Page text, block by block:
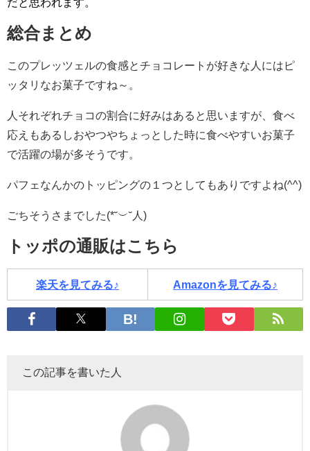
総合まとめ
このプレッツェルの食感とチョコレートが好きな人にはピ
ッタリなお菓子ですね～。
人それぞれチョコの割合に好みはあると思いますが、食べ
応えもあるしおやつやちょっとした時に食べやすいお菓子
で活躍の場が多そうです。
パフェなんかのトッピングの１つとしてもありですよね(^^)
ごちそうさまでした(*˘︶˘人)
トッポの通販はこちら
楽天を見てみる♪ Amazonを見てみる♪
この記事を書いた人